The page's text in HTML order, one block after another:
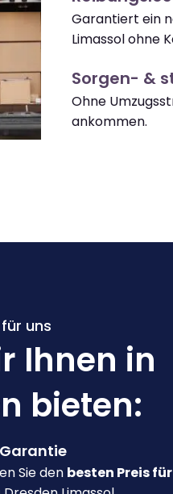
Garantiert ein
Limassol ohne
Sorgen- &
Ohne
ankommen.
uns
Ihnen in
bieten:
Sie den besten Preis für